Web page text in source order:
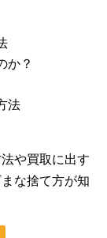
か？
法
や買取に出す
な捨て方が知